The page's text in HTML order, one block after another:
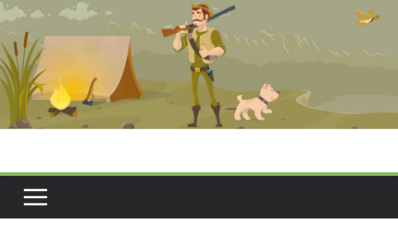
Перейти
содержимому